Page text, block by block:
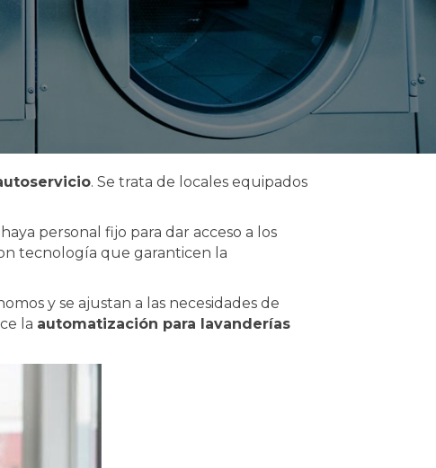
. Se trata de locales equipados
personal fijo para dar acceso a los
tecnología que garanticen la
y se ajustan a las necesidades de
la automatización para lavanderías